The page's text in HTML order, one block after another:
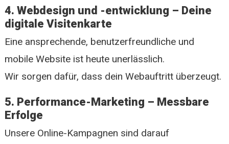
4. Webdesign und -entwicklung – Deine
digitale Visitenkarte
Eine ansprechende, benutzerfreundliche und
mobile Website ist heute unerlässlich.
Wir sorgen dafür, dass dein Webauftritt überzeugt.
5. Performance-Marketing – Messbare
Erfolge
Unsere Online-Kampagnen sind darauf